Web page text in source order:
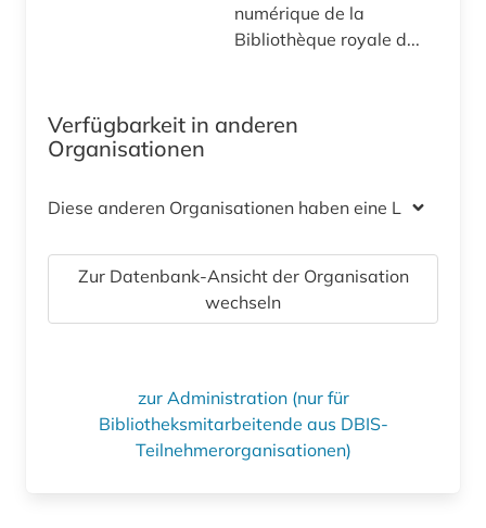
numérique de la
Bibliothèque royale d...
Verfügbarkeit in anderen
Organisationen
Diese anderen Organisationen haben eine Lizenz
Zur Datenbank-Ansicht der Organisation
wechseln
zur Administration (nur für
Bibliotheksmitarbeitende aus DBIS-
Teilnehmerorganisationen)